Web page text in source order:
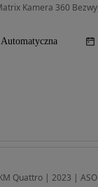
Automatyczna